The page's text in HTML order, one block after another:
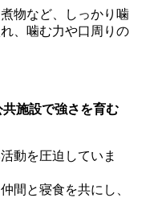
物など、しっかり噛
、噛む力や口周りの
施設で強さを育む
動を圧迫していま
間と寝食を共にし、